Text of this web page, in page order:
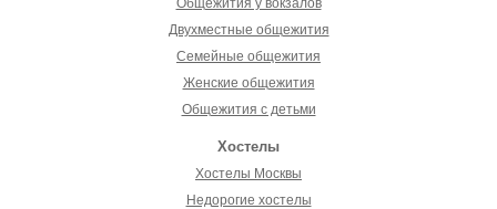
Двухместные общежития
Семейные общежития
Женские общежития
Общежития с детьми
Хостелы
Хостелы Москвы
Недорогие хостелы